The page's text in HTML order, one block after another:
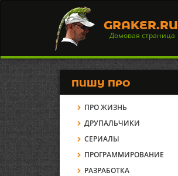
GRAKER.RU
Домовая страница
ПИШУ ПРО
ПРО ЖИЗНЬ
ДРУПАЛЬЧИКИ
СЕРИАЛЫ
ПРОГРАММИРОВАНИЕ
РАЗРАБОТКА